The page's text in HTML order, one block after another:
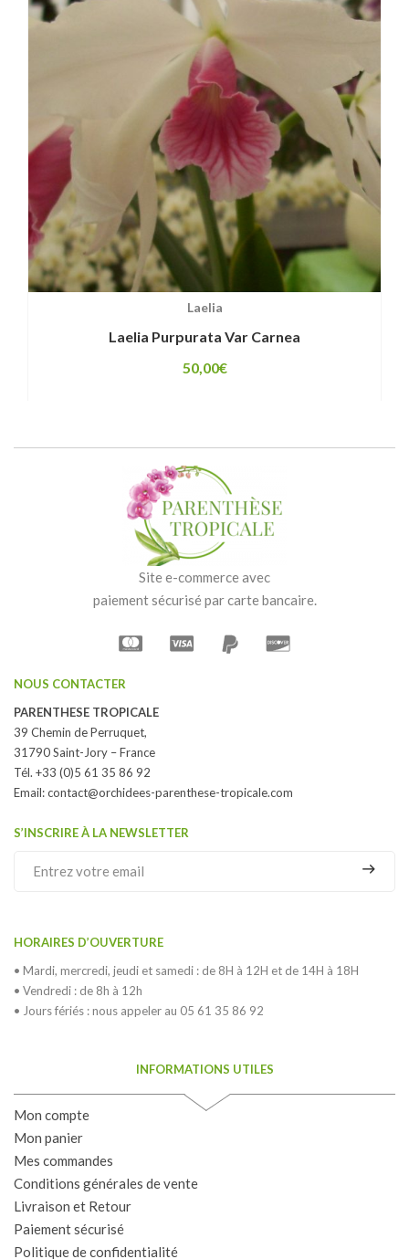
Laelia
Laelia Purpurata Var Carnea
50,00€
Site e-commerce avec
paiement sécurisé par carte bancaire.
NOUS CONTACTER
PARENTHESE TROPICALE
39 Chemin de Perruquet,
31790 Saint-Jory – France
Tél. +33 (0)5 61 35 86 92
Email:contact@orchidees-parenthese-tropicale.com
S’INSCRIRE À LA NEWSLETTER
HORAIRES D’OUVERTURE
• Mardi, mercredi, jeudi et samedi : de 8H à 12H et de 14H à 18H
• Vendredi : de 8h à 12h
• Jours fériés : nous appeler au 05 61 35 86 92
INFORMATIONS UTILES
Mon compte
Mon panier
Mes commandes
Conditions générales de vente
Livraison et Retour
Paiement sécurisé
Politique de confidentialité